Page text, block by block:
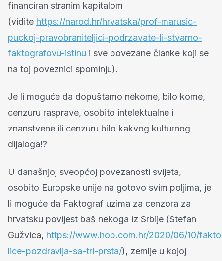
financiran stranim kapitalom
(vidite https://narod.hr/hrvatska/prof-marusic-
puckoj-pravobraniteljici-podrzavate-li-stvarno-
faktografovu-istinu i sve povezane članke koji se
na toj poveznici spominju).
Je li moguće da dopuštamo nekome, bilo kome,
cenzuru rasprave, osobito intelektualne i
znanstvene ili cenzuru bilo kakvog kulturnog
dijaloga!?
U današnjoj sveopćoj povezanosti svijeta,
osobito Europske unije na gotovo svim poljima, je
li moguće da Faktograf uzima za cenzora za
hrvatsku povijest baš nekoga iz Srbije (Stefan
Gužvica, https://www.hop.com.hr/2020/06/10/
lice-pozdravlja-sa-tri-prsta/), zemlje u kojoj